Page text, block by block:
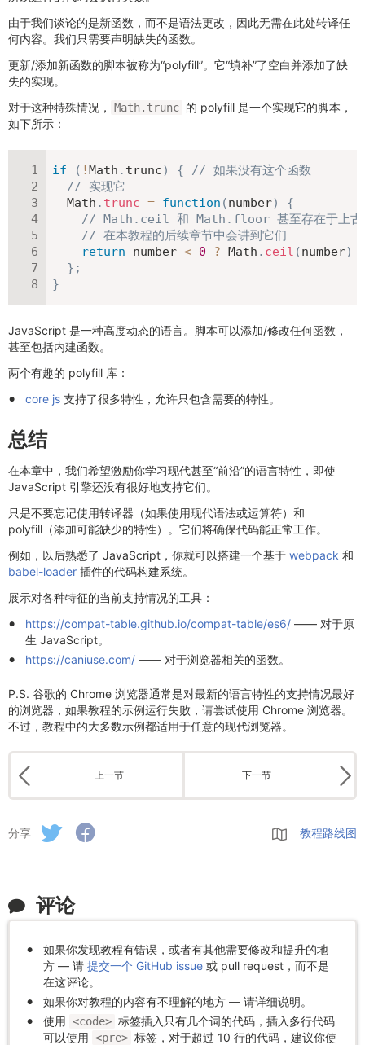
由于我们谈论的是新函数，而不是语法更改，因此无需在此处转译任
何内容。我们只需要声明缺失的函数。
更新/添加新函数的脚本被称为“polyfill”。它“填补”了空白并添加了缺
失的实现。
对于这种特殊情况，
Math.trunc 的 polyfill 是一个实现它的脚本，
如下所示：
if ( !Math . trunc) {
// 如果没有这个函数
// 实现它
  Math
. trunc = function (number)
{
// Math.ceil 和 Math.floor 甚至存在于上古
// 在本教程的后续章节中会讲到它们
return number < 0 ? Math . ceil (number)
} ;
}
JavaScript 是一种高度动态的语言。脚本可以添加/修改任何函数，
甚至包括内建函数。
两个有趣的 polyfill 库：
core js 支持了很多特性，允许只包含需要的特性。
总结
在本章中，我们希望激励你学习现代甚至“前沿”的语言特性，即使
JavaScript 引擎还没有很好地支持它们。
只是不要忘记使用转译器（如果使用现代语法或运算符）和
polyfill（添加可能缺少的特性）。它们将确保代码能正常工作。
例如，以后熟悉了 JavaScript，你就可以搭建一个基于 webpack 和
babel-loader 插件的代码构建系统。
展示对各种特征的当前支持情况的工具：
https://compat-table.github.io/compat-table/es6/ —— 对于原
生 JavaScript。
https://caniuse.com/ —— 对于浏览器相关的函数。
P.S. 谷歌的 Chrome 浏览器通常是对最新的语言特性的支持情况最好
的浏览器，如果教程的示例运行失败，请尝试使用 Chrome 浏览器。
不过，教程中的大多数示例都适用于任意的现代浏览器。
上一节 下一节
分享 教程路线图
评论
如果你发现教程有错误，或者有其他需要修改和提升的地
方 — 请 提交一个 GitHub issue 或 pull request，而不是
在这评论。
如果你对教程的内容有不理解的地方 — 请详细说明。
使用 <code> 标签插入只有几个词的代码，插入多行代码
可以使用 <pre> 标签，对于超过 10 行的代码，建议你使